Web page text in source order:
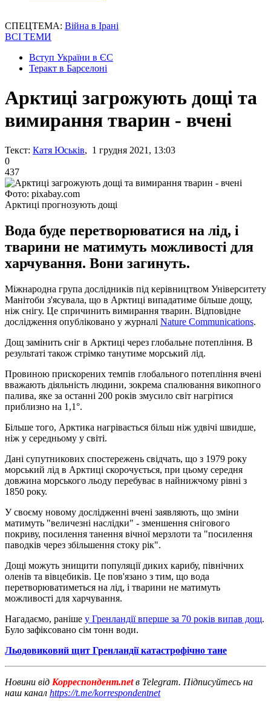
СПЕЦТЕМА: Війна в Ірані
ВСІ ТЕМИ
Вступ України в ЄС
Теракт в Барселоні
Арктиці загрожують дощі та
вимирання тварин - вчені
Текст: Катя Юськів, 1 грудня 2021, 13:03
0
437
Фото: pixabay.com
Арктиці прогнозують дощі
Вода буде перетворюватися на лід, і
тварини не матимуть можливості для
харчування. Вони загинуть.
Міжнародна група дослідників під керівництвом Університету
Манітоби з'ясувала, що в Арктиці випадатиме більше дощу,
ніж снігу. Це спричинить вимирання тварин. Відповідне
дослідження опубліковано у журналі Nature Communications.
Дощ замінить сніг в Арктиці через глобальне потепління. В
результаті також стрімко танутиме морський лід.
Провиною прискорених темпів глобального потепління вчені
вважають діяльність людини, зокрема спалювання викопного
палива, яке за останні 200 років змусило світ нагрітися
приблизно на 1,1°.
Більше того, Арктика нагрівається більш ніж удвічі швидше,
ніж у середньому у світі.
Дані супутникових спостережень свідчать, що з 1979 року
морський лід в Арктиці скорочується, при цьому середня
довжина морського льоду перебуває в найнижчому рівні з
1850 року.
У своєму новому дослідженні вчені заявляють, що зміни
матимуть "величезні наслідки" - зменшення снігового
покриву, посилення танення вічної мерзлоти та "посилення
паводків через збільшення стоку рік".
Дощі можуть знищити популяції диких карибу, північних
оленів та вівцебиків. Це пов'язано з тим, що вода
перетворюватиметься на лід, і тварини не матимуть
можливості для харчування.
Нагадаємо, раніше у Гренландії вперше за 70 років випав дощ.
Було зафіксовано сім тонн води.
Льодовиковий щит Гренландії катастрофічно тане
Новини від Корреспондент.netв Telegram. Підписуйтесь на
наш канал https://t.me/korrespondentnet